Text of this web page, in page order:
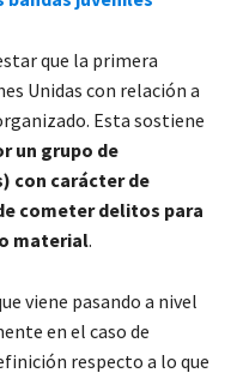
que la primera
Unidas con relación a
Esta sostiene
un grupo de
con carácter de
cometer delitos para
material.
viene pasando a nivel
en el caso de
respecto a lo que